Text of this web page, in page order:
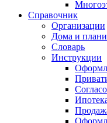
Справочник
Организации
Дома и
Словарь
Инструкции